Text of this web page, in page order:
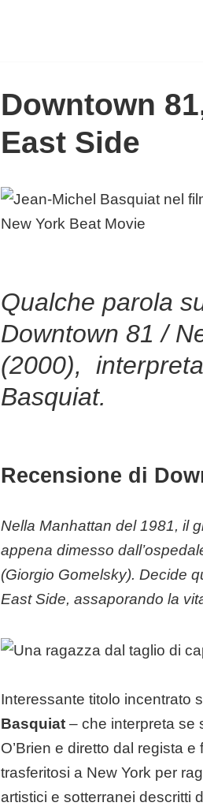
Downtown
East Side
Qualche parola
Downtown 81 /
(2000),
Basquiat.
Recensione di
Nella Manhattan del 1981, il
appena dimesso
(Giorgio Gomelsky). Decide
East Side, assaporando la
Interessante titolo incentrato
Basquiat – che interpreta se
O’Brien e diretto dal regista
trasferitosi a New York per
artistici e sotterranei descritti